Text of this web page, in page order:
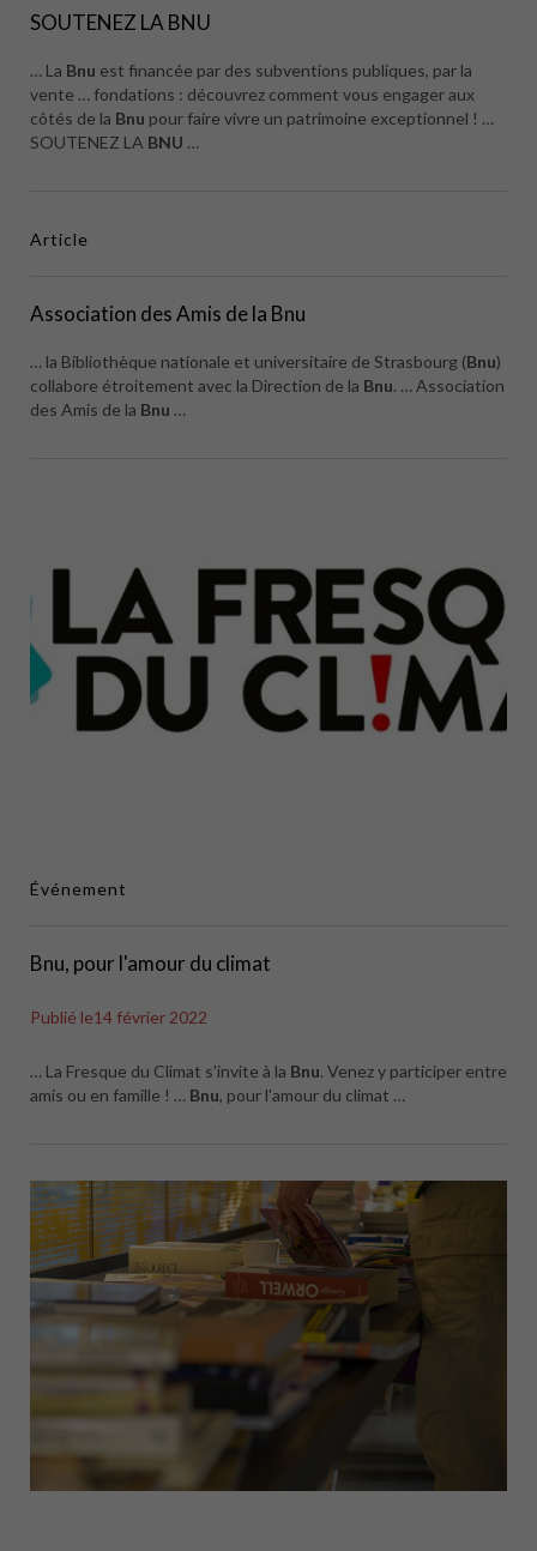
SOUTENEZ LA BNU
… La Bnu est financée par des subventions publiques, par la
vente … fondations : découvrez comment vous engager aux
côtés de la Bnu pour faire vivre un patrimoine exceptionnel ! …
SOUTENEZ LA BNU …
Article
Association des Amis de la Bnu
… la Bibliothèque nationale et universitaire de Strasbourg (Bnu)
collabore étroitement avec la Direction de la Bnu. … Association
des Amis de la Bnu …
Événement
Bnu, pour l'amour du climat
Publié le14 février 2022
… La Fresque du Climat s'invite à la Bnu. Venez y participer entre
amis ou en famille ! … Bnu, pour l'amour du climat …